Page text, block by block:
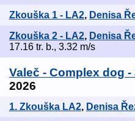
Zkouška 1 - LA2, Denisa
Zkouška 2 - LA2, Denisa
17.16 tr. b., 3.32 m/s
Valeč - Complex dog
2026
1. Zkouška LA2, Denisa